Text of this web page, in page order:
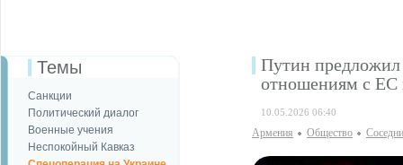
Темы
Санкции
Политический диалог
Военные учения
Неспокойный Кавказ
Путин
отношениям с ЕС
10.05.2026 06:40
Армения Общество